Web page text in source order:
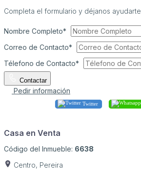
Completa el formulario y déjanos ayudarte
Nombre Completo*
Correo de Contacto*
Télefono de Contacto*
Contactar
Pedir información
Twitter
Casa en Venta
Código del Inmueble: 6638
Centro, Pereira